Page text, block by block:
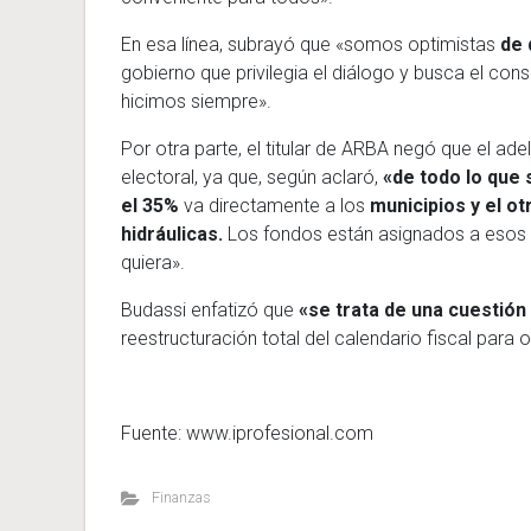
En esa línea, subrayó que «somos optimistas de
gobierno que privilegia el diálogo y busca el
hicimos siempre».
Por otra parte, el titular de ARBA negó que el
electoral, ya que, según aclaró, «de todo lo que
el 35% va directamente a los municipios y el
hidráulicas. Los fondos están asignados a
quiera».
Budassi enfatizó que «se trata de una
reestructuración total del calendario fiscal para
Fuente: www.iprofesional.com
Finanzas